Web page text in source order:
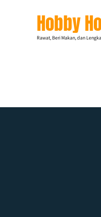
Hobby
Rawat, Beri Makan, dan